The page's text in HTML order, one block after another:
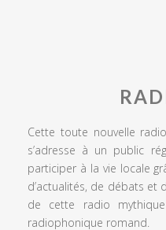
Cette toute nouvelle
s’adresse à un public
participer à la vie locale
d’actualités, de débats et
de cette radio
radiophonique romand.